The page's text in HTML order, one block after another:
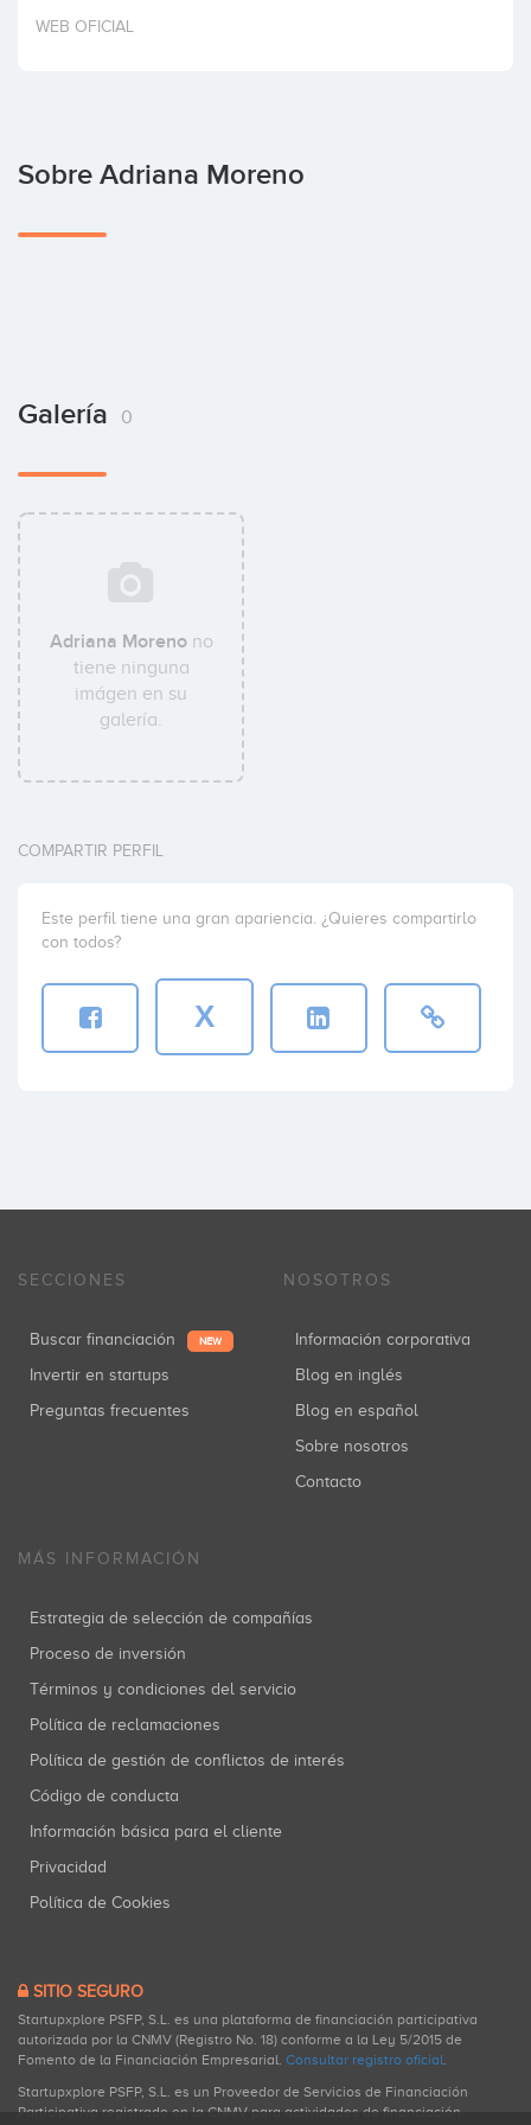
Invertir
WEB OFICIAL
Sobre Adriana Moreno
Galería 0
Adriana Morenono
tiene ninguna
imágen en su
galería.
COMPARTIR PERFIL
Este perfil tiene una gran apariencia. ¿Quieres compartirlo
con todos?
X
SECCIONES
Buscar financiación NEW
Invertir en startups
Preguntas frecuentes
NOSOTROS
Información corporativa
Blog en inglés
Blog en español
Sobre nosotros
Contacto
MÁS INFORMACIÓN
Estrategia de selección de compañías
Proceso de inversión
Términos y condiciones del servicio
Política de reclamaciones
Política de gestión de conflictos de interés
Código de conducta
Información básica para el cliente
Privacidad
Política de Cookies
SITIO SEGURO
Startupxplore PSFP, S.L. es una plataforma de financiación participativa
autorizada por la CNMV (Registro No. 18) conforme a la Ley 5/2015 de
Fomento de la Financiación Empresarial. Consultar registro oficial.
Startupxplore PSFP, S.L. es un Proveedor de Servicios de Financiación
Participativa registrado en la CNMV para actividades de financiación